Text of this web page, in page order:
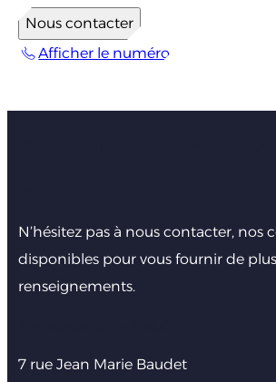
Nous contacter
Afficher le numéro
N’hésitez pas à nous contacter, nos
disponibles pour vous fournir de
renseignements.
7 rue Jean Marie Baudet